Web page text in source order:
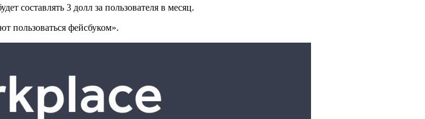
составлять 3 долл за пользователя в месяц.
пользоваться фейсбуком».